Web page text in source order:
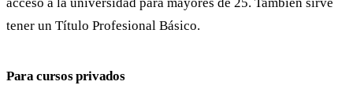
tener un Título Profesional Básico.
Para cursos privados